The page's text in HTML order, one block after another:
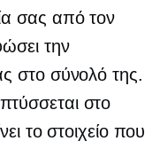
σας από τον
την
στο σύνολό της.
στο
το στοιχείο που